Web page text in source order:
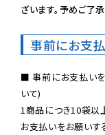
ざいます。予めご了
事前にお支
■ 事前にお支払い
いて)
1商品につき10袋以
お支払いをお願いす